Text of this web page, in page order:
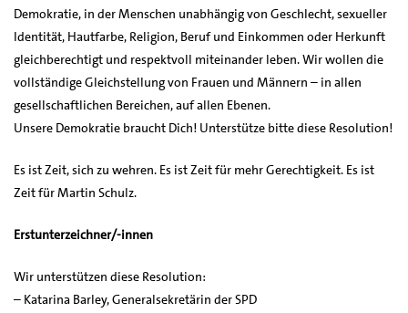
Demokratie, in der Menschen unabhängig von Geschlecht, sexueller
Identität, Hautfarbe, Religion, Beruf und Einkommen oder Herkunft
gleichberechtigt und respektvoll miteinander leben. Wir wollen die
vollständige Gleichstellung von Frauen und Männern – in allen
gesellschaftlichen Bereichen, auf allen Ebenen.
Unsere Demokratie braucht Dich! Unterstütze bitte diese Resolution!
Es ist Zeit, sich zu wehren. Es ist Zeit für mehr Gerechtigkeit. Es ist
Zeit für Martin Schulz.
Erstunterzeichner/-innen
Wir unterstützen diese Resolution:
– Katarina Barley, Generalsekretärin der SPD